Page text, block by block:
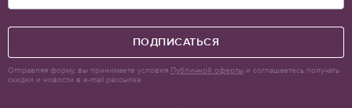
ПОДПИСАТЬСЯ
Отправляя форму, вы принимаете условия Публичной оферты и соглашаетесь получать
скидки и новости в e-mail рассылке